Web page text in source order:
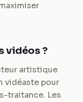
vidéos ?
artistique
vidéaste pour
traitance. Les